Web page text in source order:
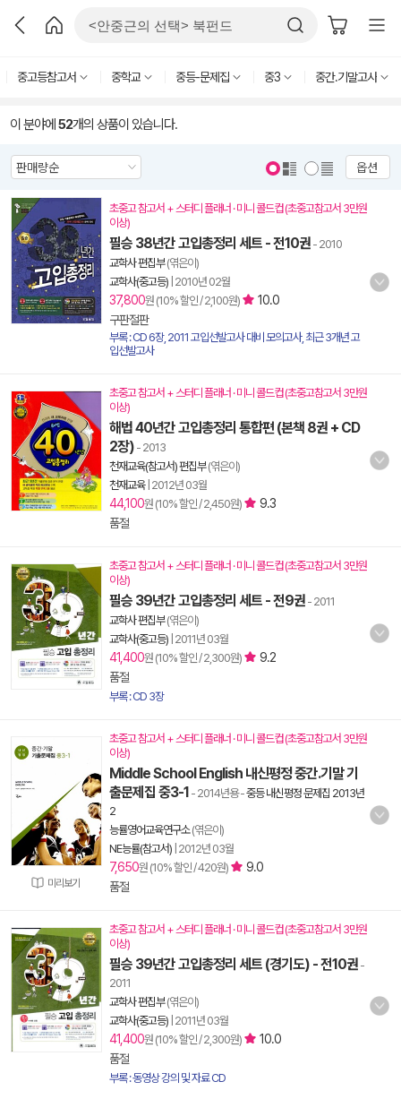
중고등참고서 중학교 중등-문제집 중3 중간.기말고사
이 분야에 52개의 상품이 있습니다.
옵션
초중고 참고서 + 스터디 플래너 · 미니 콜드컵 (초중고참고서 3만원
이상)
필승 38년간 고입총정리 세트 - 전10권 - 2010
교학사 편집부(엮은이)
교학사(중고등) 2010년 02월
37,800원 (10% 할인 / 2,100원)
10.0
구판절판
부록 : CD 6장, 2011 고입선발고사 대비 모의고사, 최근 3개년 고
입선발고사
초중고 참고서 + 스터디 플래너 · 미니 콜드컵 (초중고참고서 3만원
이상)
해법 40년간 고입총정리 통합편 (본책 8권 + CD
2장) - 2013
천재교육(참고서) 편집부(엮은이)
천재교육| 2012년 03월
44,100원 (10% 할인 / 2,450원)
9.3
품절
초중고 참고서 + 스터디 플래너 · 미니 콜드컵 (초중고참고서 3만원
이상)
필승 39년간 고입총정리 세트 - 전9권 - 2011
교학사 편집부(엮은이)
교학사(중고등) 2011년 03월
41,400원 (10% 할인 / 2,300원)
9.2
품절
부록 : CD 3장
미리보기
초중고 참고서 + 스터디 플래너 · 미니 콜드컵 (초중고참고서 3만원
이상)
Middle School English 내신평정 중간.기말 기
출문제집 중3-1 - 2014년용-중등 내신평정 문제집 2013년
2
능률영어교육연구소(엮은이)
NE능률(참고서) 2012년 03월
7,650원 (10% 할인 / 420원)
9.0
품절
초중고 참고서 + 스터디 플래너 · 미니 콜드컵 (초중고참고서 3만원
이상)
필승 39년간 고입총정리 세트 (경기도) - 전10권 -
2011
교학사 편집부(엮은이)
교학사(중고등) 2011년 03월
41,400원 (10% 할인 / 2,300원)
10.0
품절
부록 : 동영상 강의 및 자료 CD